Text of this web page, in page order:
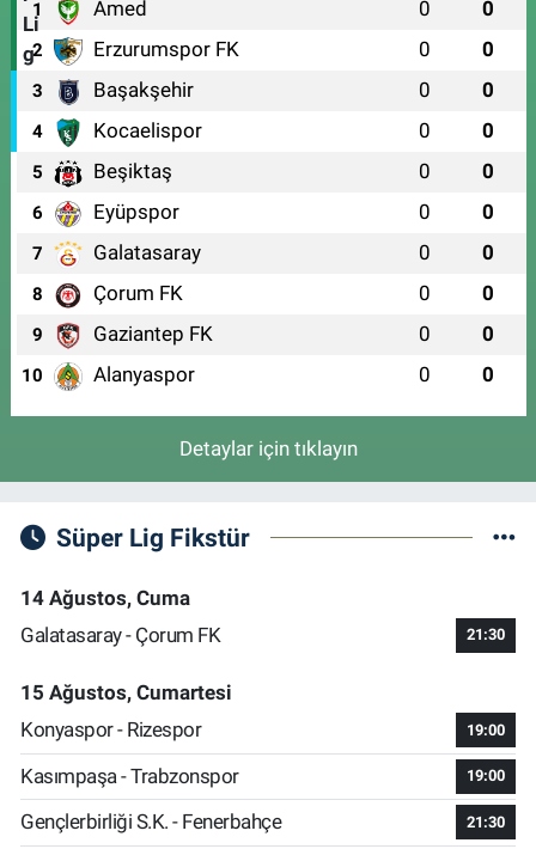
1 Amed 0 0
2 Erzurumspor FK 0 0
3 Başakşehir 0 0
4 Kocaelispor 0 0
5 Beşiktaş 0 0
6 Eyüpspor 0 0
7 Galatasaray 0 0
8 Çorum FK 0 0
9 Gaziantep FK 0 0
10 Alanyaspor 0 0
Detaylar için tıklayın
Süper Lig Fikstür
14 Ağustos, Cuma
Galatasaray - Çorum FK
21:30
15 Ağustos, Cumartesi
Konyaspor - Rizespor
19:00
Kasımpaşa - Trabzonspor 19:00
Gençlerbirliği S.K. - Fenerbahçe 21:30